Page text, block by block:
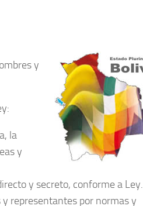
y
la
y
y secreto, conforme a Ley.
representantes por normas y